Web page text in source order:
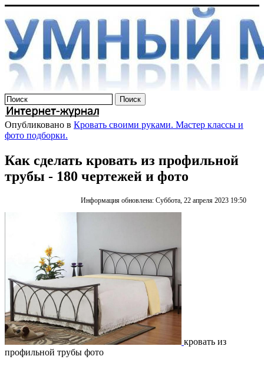
Опубликовано в Кровать своими руками. Мастер классы и
фото подборки.
Как сделать кровать из профильной
трубы - 180 чертежей и фото
Информация обновлена: Суббота, 22 апреля 2023 19:50
кровать из
профильной трубы фото